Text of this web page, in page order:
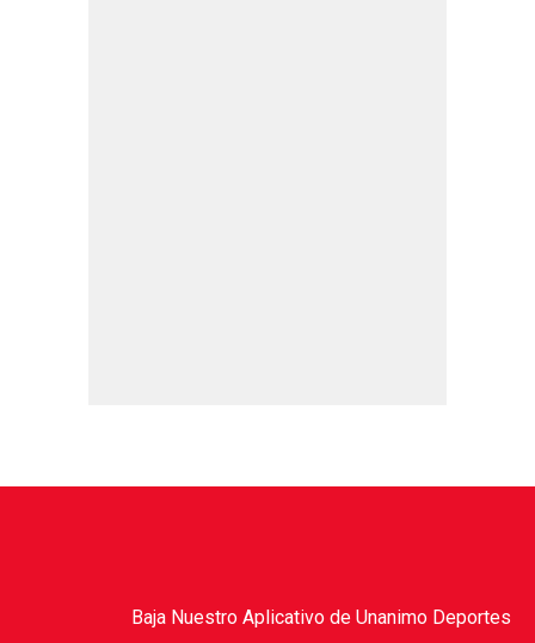
Baja Nuestro Aplicativo de Unanimo Deportes